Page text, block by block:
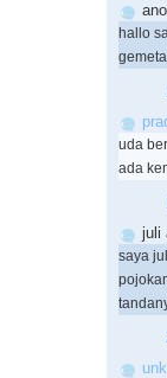
hallo
uda
ada
juli
saya